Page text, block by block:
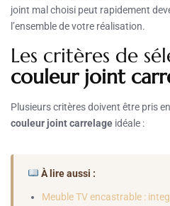
joint mal choisi peut rapidement
l’ensemble de votre réalisation.
Les critères de
couleur joint
Plusieurs critères doivent être pris
couleur joint carrelage idéale :
À lire aussi :
Meuble TV encastrable :